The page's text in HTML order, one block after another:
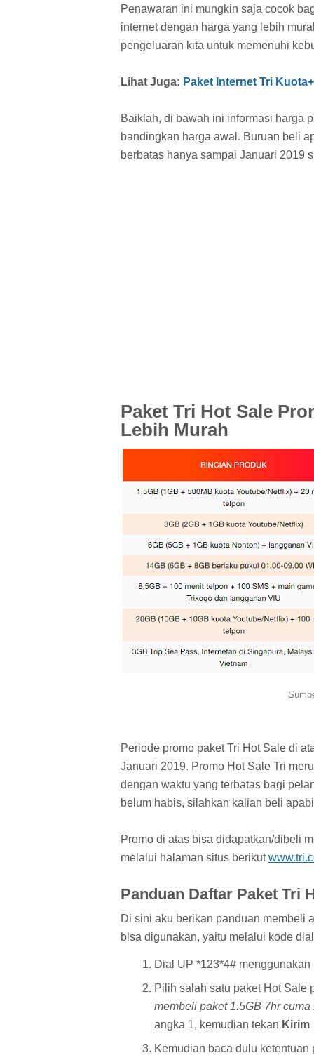
Penawaran ini mungkin saja cocok
internet dengan harga yang lebih
pengeluaran kita untuk memenuhi
Lihat Juga: Paket Internet Tri
Baiklah, di bawah ini informasi harga
bandingkan harga awal. Buruan beli
berbatas hanya sampai Januari 2019
Paket Tri Hot Sale
Lebih Murah
Periode promo paket Tri Hot Sale di
Januari 2019. Promo Hot Sale Tri
dengan waktu yang terbatas bagi
belum habis, silahkan kalian beli
Promo di atas bisa didapatkan/dibeli
melalui halaman situs berikut
Panduan Daftar Paket Tri
Di sini aku berikan panduan membeli
bisa digunakan, yaitu melalui kode
Dial UP *123*4# menggunakan
Pilih salah satu paket Hot Sale
membeli paket 1.5GB 7hr
angka 1, kemudian tekan Kirim
Kemudian baca dulu